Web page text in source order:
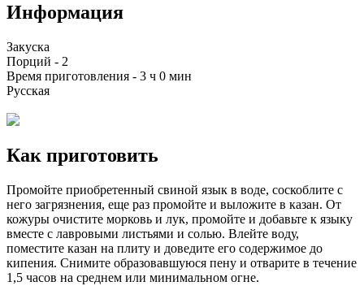
Информация
Закуска
Порций - 2
Время приготовления - 3 ч 0 мин
Русская
Как приготовить
Промойте приобретенный свиной язык в воде, соскоблите с
него загрязнения, еще раз промойте и выложите в казан. От
кожуры очистите морковь и лук, промойте и добавьте к языку
вместе с лавровыми листьями и солью. Влейте воду,
поместите казан на плиту и доведите его содержимое до
кипения. Снимите образовавшуюся пену и отварите в течение
1,5 часов на среднем или минимальном огне.